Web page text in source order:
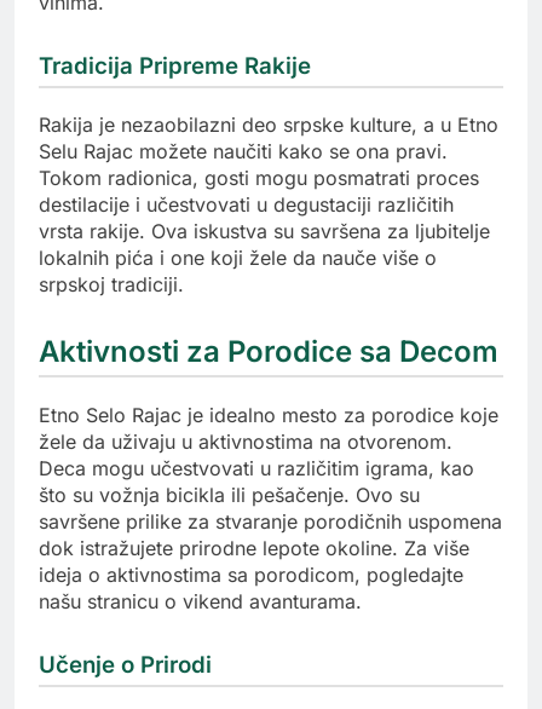
Tradicija Pripreme Rakije
Rakija je nezaobilazni deo srpske kulture, a u Etno
Selu Rajac možete naučiti kako se ona pravi.
Tokom radionica, gosti mogu posmatrati proces
destilacije i učestvovati u degustaciji različitih
vrsta rakije. Ova iskustva su savršena za ljubitelje
lokalnih pića i one koji žele da nauče više o
srpskoj tradiciji.
Aktivnosti za Porodice sa Decom
Etno Selo Rajac je idealno mesto za porodice koje
žele da uživaju u aktivnostima na otvorenom.
Deca mogu učestvovati u različitim igrama, kao
što su vožnja bicikla ili pešačenje. Ovo su
savršene prilike za stvaranje porodičnih uspomena
dok istražujete prirodne lepote okoline. Za više
ideja o aktivnostima sa porodicom, pogledajte
našu stranicu o vikend avanturama.
Učenje o Prirodi